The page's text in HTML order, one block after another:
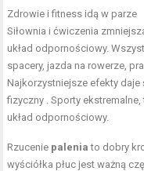
Zdrowie i fitness idą w parze
Siłownia i ćwiczenia
układ odpornościowy.
spacery, jazda na rowerze,
Najkorzystniejsze efekty daje
fizyczny . Sporty
układ odpornościowy.
Rzucenie palenia to dobry
wyściółka płuc jest ważną